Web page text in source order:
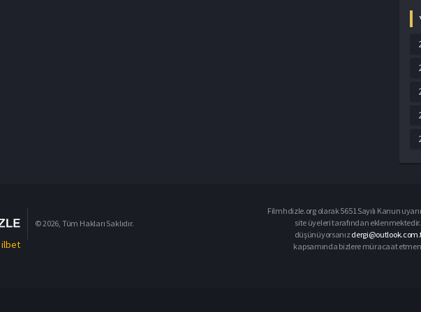
ilbet
© 2026, Tüm Hakları Saklıdır.
Filmhdizle.org olarak 5651 Sayılı Kanun
site üyeleri tarafından
düşünüyorsanız
kapsamında bizlere müracaat